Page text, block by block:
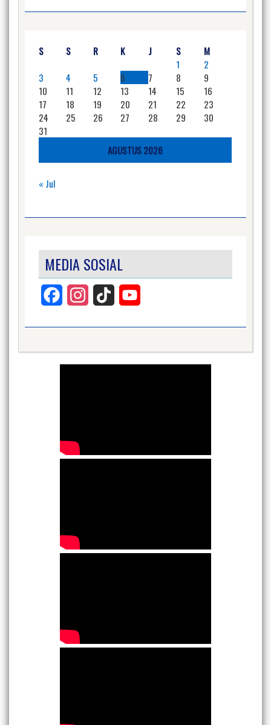
AGUSTUS 2026
S S R K J S
M
1
2
3
4 5 6 7 8
9
10
11 12 13 14 15
16
17
18 19 20 21 22
23
24
25 26 27 28 29
30
31
« Jul
MEDIA SOSIAL
Facebook InstagramTikTok